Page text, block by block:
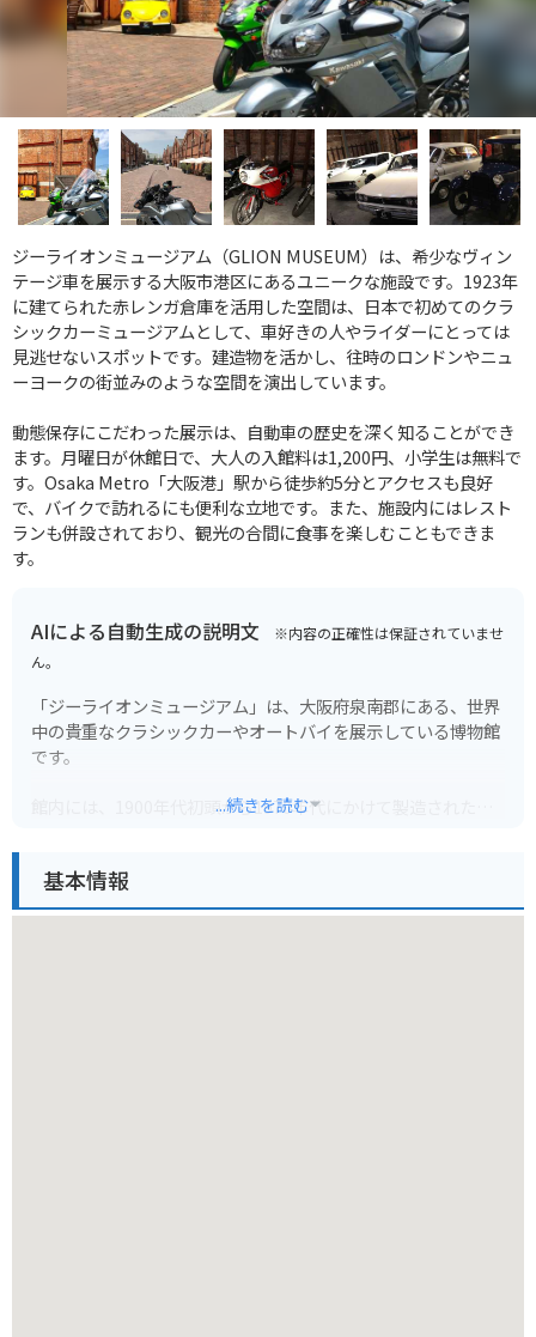
ジーライオンミュージアム（GLION MUSEUM）は、希少なヴィン
テージ車を展示する大阪市港区にあるユニークな施設です。1923年
に建てられた赤レンガ倉庫を活用した空間は、日本で初めてのクラ
シックカーミュージアムとして、車好きの人やライダーにとっては
見逃せないスポットです。建造物を活かし、往時のロンドンやニュ
ーヨークの街並みのような空間を演出しています。
動態保存にこだわった展示は、自動車の歴史を深く知ることができ
ます。月曜日が休館日で、大人の入館料は1,200円、小学生は無料で
す。Osaka Metro「大阪港」駅から徒歩約5分とアクセスも良好
で、バイクで訪れるにも便利な立地です。また、施設内にはレスト
ランも併設されており、観光の合間に食事を楽しむこともできま
す。
AIによる自動生成の説明文 ※内容の正確性は保証されていませ
ん。
「ジーライオンミュージアム」は、大阪府泉南郡にある、世界
中の貴重なクラシックカーやオートバイを展示している博物館
です。
館内には、1900年代初頭から1970年代にかけて製造された、
展示車両はどれも美しく整備されており、間近で見学すること
ができます。
...続きを読む
基本情報